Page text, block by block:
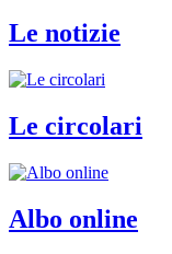
Le notizie
Le circolari
Albo online